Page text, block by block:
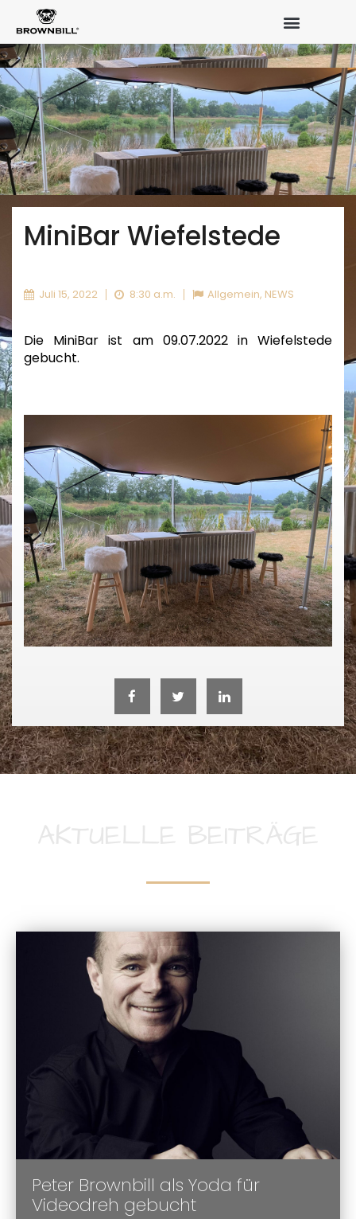
MiniBar Wiefelstede
Juli 15, 2022 8:30 a.m. Allgemein, NEWS
Die MiniBar ist am 09.07.2022 in Wiefelstede
gebucht.
AKTUELLE BEITRÄGE
Peter Brownbill als Yoda für
Videodreh gebucht